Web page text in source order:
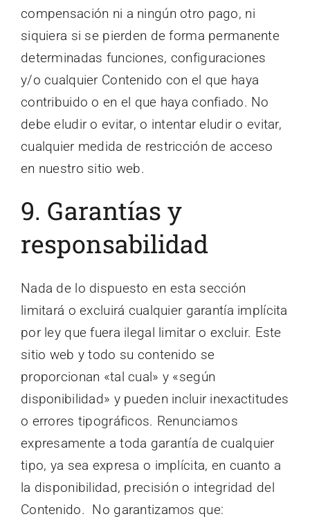
compensación ni a ningún otro pago, ni
siquiera si se pierden de forma permanente
determinadas funciones, configuraciones
y/o cualquier Contenido con el que haya
contribuido o en el que haya confiado. No
debe eludir o evitar, o intentar eludir o evitar,
cualquier medida de restricción de acceso
en nuestro sitio web.
9. Garantías y
responsabilidad
Nada de lo dispuesto en esta sección
limitará o excluirá cualquier garantía implícita
por ley que fuera ilegal limitar o excluir. Este
sitio web y todo su contenido se
proporcionan «tal cual» y «según
disponibilidad» y pueden incluir inexactitudes
o errores tipográficos. Renunciamos
expresamente a toda garantía de cualquier
tipo, ya sea expresa o implícita, en cuanto a
la disponibilidad, precisión o integridad del
Contenido. No garantizamos que: